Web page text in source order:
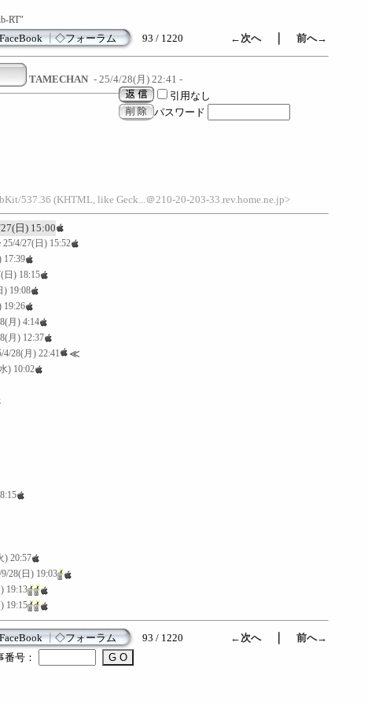
RT"
┃◇フォーラム 93 / 1220 ←次へ｜ 前へ→
TAMECHAN - 25/4/28(月) 22:41 -
引用なし
パスワード
537.36 (KHTML, like Geck...＠210-20-203-33.rev.home.ne.jp>
日) 15:00
25/4/27(日) 15:52
17:39
日) 18:15
) 19:08
19:26
月) 4:14
月) 12:37
4/28(月) 22:41 ≪
) 10:02
) 20:57
9/28(日) 19:03
19:13
19:15
┃◇フォーラム 93 / 1220 ←次へ｜ 前へ→
番号：